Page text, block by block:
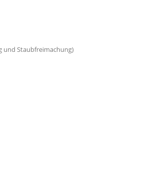
und Staubfreimachung)